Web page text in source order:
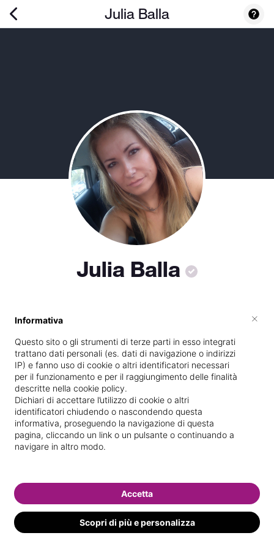
Julia Balla
Julia Balla
Vedi le informazioni di Julia
Informativa
Questo sito o gli strumenti di terze parti in esso integrati
trattano dati personali (es. dati di navigazione o indirizzi
IP) e fanno uso di cookie o altri identificatori necessari
per il funzionamento e per il raggiungimento delle finalità
descritte nella cookie policy.
Dichiari di accettare l’utilizzo di cookie o altri
identificatori chiudendo o nascondendo questa
informativa, proseguendo la navigazione di questa
pagina, cliccando un link o un pulsante o continuando a
navigare in altro modo.
Scopri di più e personalizza
Accetta
×